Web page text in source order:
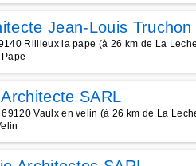
Jean-Louis
Rillieux la pape (à 26 km de La
SARL
Vaulx en velin (à 26 km de La